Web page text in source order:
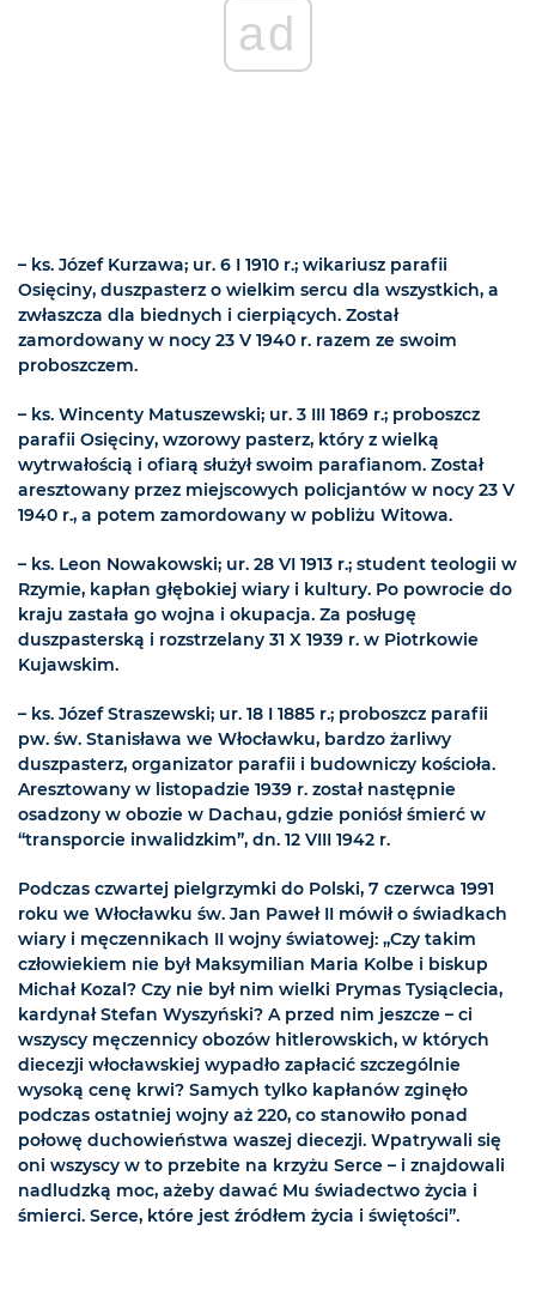
ad
– ks. Józef Kurzawa; ur. 6 I 1910 r.; wikariusz parafii
Osięciny, duszpasterz o wielkim sercu dla wszystkich, a
zwłaszcza dla biednych i cierpiących. Został
zamordowany w nocy 23 V 1940 r. razem ze swoim
proboszczem.
– ks. Wincenty Matuszewski; ur. 3 III 1869 r.; proboszcz
parafii Osięciny, wzorowy pasterz, który z wielką
wytrwałością i ofiarą służył swoim parafianom. Został
aresztowany przez miejscowych policjantów w nocy 23 V
1940 r., a potem zamordowany w pobliżu Witowa.
– ks. Leon Nowakowski; ur. 28 VI 1913 r.; student teologii w
Rzymie, kapłan głębokiej wiary i kultury. Po powrocie do
kraju zastała go wojna i okupacja. Za posługę
duszpasterską i rozstrzelany 31 X 1939 r. w Piotrkowie
Kujawskim.
– ks. Józef Straszewski; ur. 18 I 1885 r.; proboszcz parafii
pw. św. Stanisława we Włocławku, bardzo żarliwy
duszpasterz, organizator parafii i budowniczy kościoła.
Aresztowany w listopadzie 1939 r. został następnie
osadzony w obozie w Dachau, gdzie poniósł śmierć w
“transporcie inwalidzkim”, dn. 12 VIII 1942 r.
Podczas czwartej pielgrzymki do Polski, 7 czerwca 1991
roku we Włocławku św. Jan Paweł II mówił o świadkach
wiary i męczennikach II wojny światowej: „Czy takim
człowiekiem nie był Maksymilian Maria Kolbe i biskup
Michał Kozal? Czy nie był nim wielki Prymas Tysiąclecia,
kardynał Stefan Wyszyński? A przed nim jeszcze – ci
wszyscy męczennicy obozów hitlerowskich, w których
diecezji włocławskiej wypadło zapłacić szczególnie
wysoką cenę krwi? Samych tylko kapłanów zginęło
podczas ostatniej wojny aż 220, co stanowiło ponad
połowę duchowieństwa waszej diecezji. Wpatrywali się
oni wszyscy w to przebite na krzyżu Serce – i znajdowali
nadludzką moc, ażeby dawać Mu świadectwo życia i
śmierci. Serce, które jest źródłem życia i świętości”.